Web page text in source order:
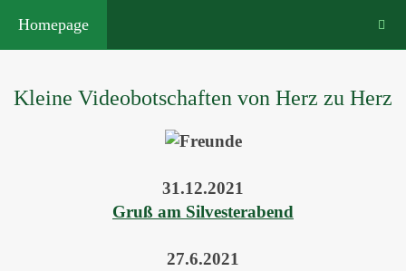
Homepage
Kleine Videobotschaften von Herz zu Herz
31.12.2021
Gruß am Silvesterabend
27.6.2021